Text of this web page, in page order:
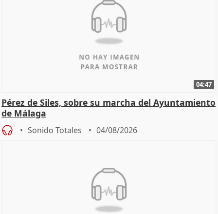
04:47
Pérez de Siles, sobre su marcha del Ayuntamiento
de Málaga
Sonido Totales 04/08/2026